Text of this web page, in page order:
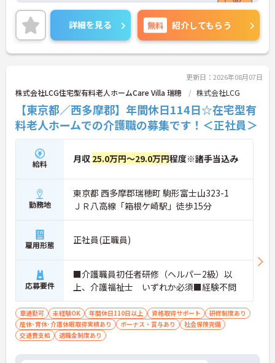
ながらご勤務いただけます。また、研修制度があ
り、業務に不安がある方でも安心してご勤務いただ
けます。
ご興味のある方には、面接対策ポイントなど、さら
に詳細をご案内しますのでお気軽にご相談くださ
詳細を見る 無料 紹介してもらう
更新日：2026年08月07日
株式会社LCG住宅型有料老人ホームCare Villa 瑞穂 株式会社LCG
【東京都／西多摩郡】年間休日114日☆在宅型有
料老人ホームでの介護職の募集です！＜正社員＞
給料 月収 25.0万円～29.0万円程度※諸手当込み
勤務地
東京都 西多摩郡瑞穂町 駒形富士山323-1
ＪＲ八高線「箱根ケ崎駅」徒歩15分
雇用形態 正社員(正職員)
応募要件
■介護職員初任者研修（ヘルパー2級）以
上、介護福祉士 いずれか必須■経験不問
車通勤可 未経験OK 年間休日110日以上 資格取得サポート
研修制度あり
産休･育休･介護休暇取得実績あり
ボーナス・賞与あり
社会保険完備
交通費支給
退職金制度あり